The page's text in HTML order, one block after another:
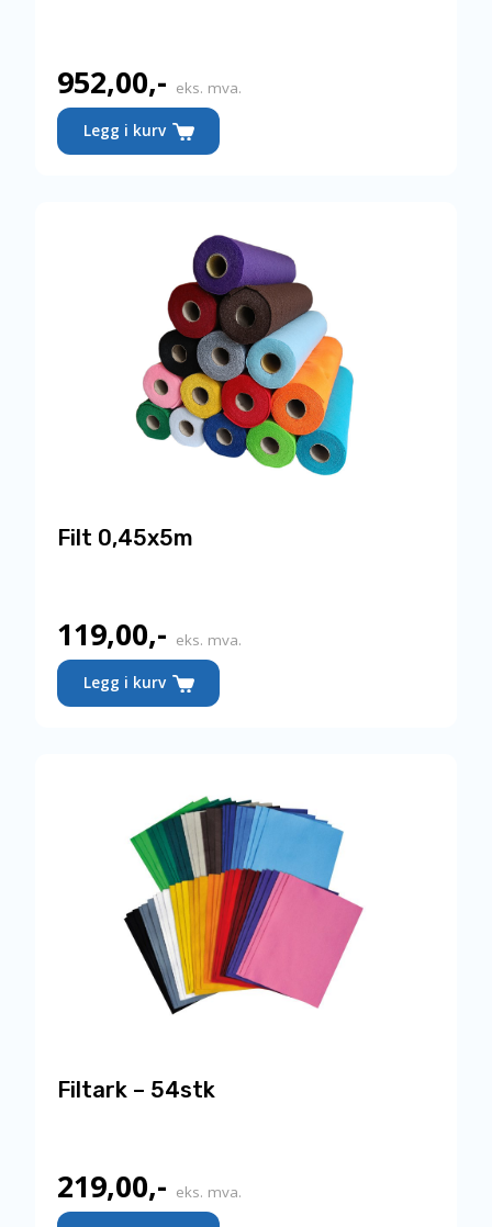
952,00,-
Nåværende
pris
er:
eks. mva.
Legg i kurv
Filt 0,45x5m
119,00,- eks. mva.
Legg i kurv
Dette
velges
på
produktsiden
Filtark – 54stk
219,00,- eks. mva.